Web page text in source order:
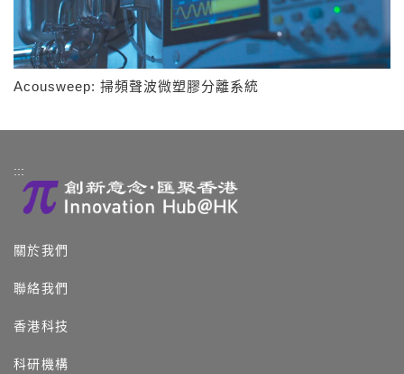
Acousweep: 掃頻聲波微塑膠分離系統
:::
關於我們
聯絡我們
香港科技
科研機構